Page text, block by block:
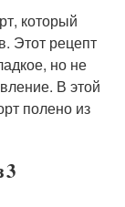
который
Этот рецепт
но не
В этой
полено из
3